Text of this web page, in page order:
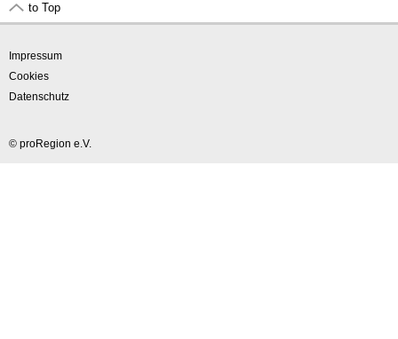
to Top
Impressum
Cookies
Datenschutz
© proRegion e.V.